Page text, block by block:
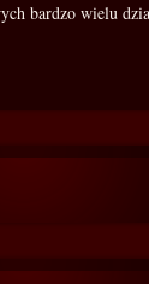
bardzo wielu